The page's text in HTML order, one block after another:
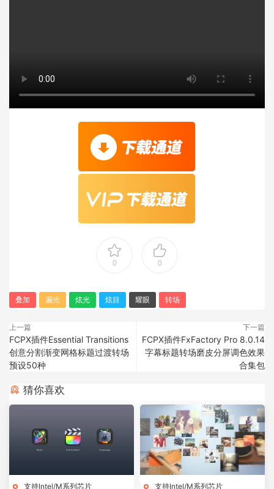
0 0
叠加 漏光 炫光 炫目 耀眼 转场
上一篇
FCPX插件Essential Transitions
创意分割渐变网格标题过渡转场
预设50种
下一篇
FCPX插件FxFactory Pro 8.0.14
字幕标题转场磨皮分屏调色效果
合集包
猜你喜欢
支持Intel/M系列芯片 支持Intel/M系列芯片